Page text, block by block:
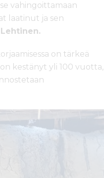
vahingoittamaan
laatinut ja sen
on tärkeä
kestänyt yli 100 vuotta,